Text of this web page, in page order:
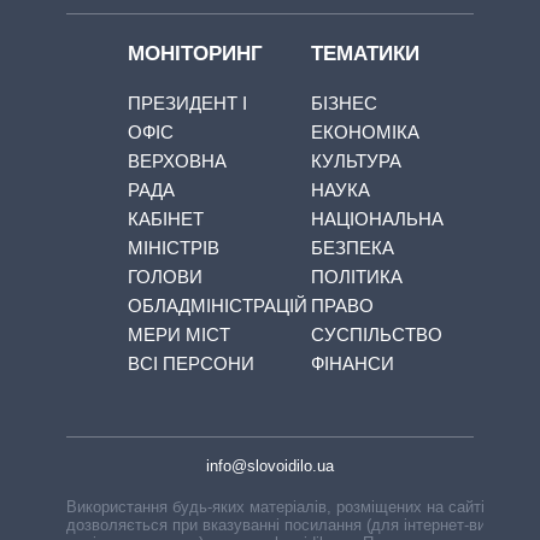
МОНІТОРИНГ
ПРЕЗИДЕНТ І
ОФІС
ВЕРХОВНА
РАДА
КАБІНЕТ
МІНІСТРІВ
ГОЛОВИ
ОБЛАДМІНІСТРАЦІЙ
МЕРИ МІСТ
ВСІ ПЕРСОНИ
ТЕМАТИКИ
БІЗНЕС
ЕКОНОМІКА
КУЛЬТУРА
НАУКА
НАЦІОНАЛЬНА
БЕЗПЕКА
ПОЛІТИКА
ПРАВО
СУСПІЛЬСТВО
ФІНАНСИ
info@slovoidilo.ua
Використання будь-яких матеріалів, розміщених на сайті,
дозволяється при вказуванні посилання (для інтернет-видань